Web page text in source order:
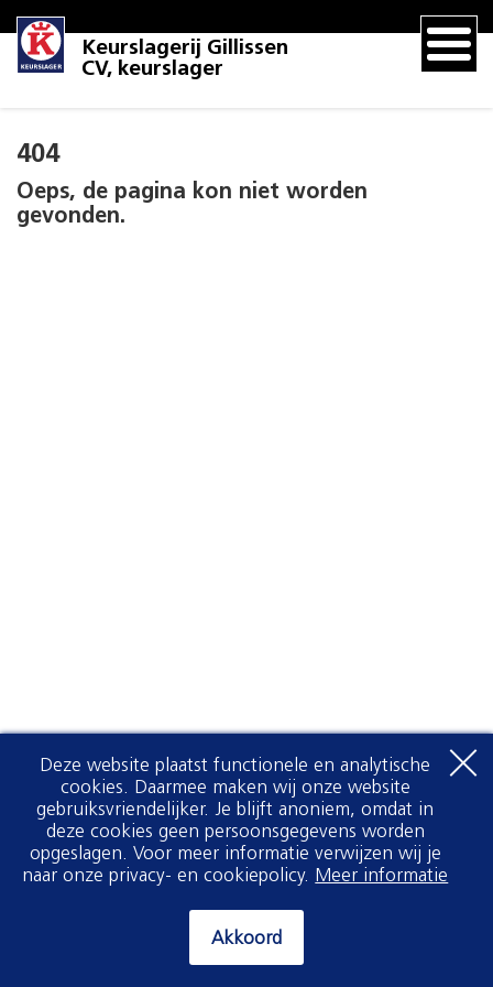
Keurslagerij Gillissen
CV, keurslager
404
Oeps, de pagina kon niet worden
gevonden.
Deze website plaatst functionele en analytische
cookies. Daarmee maken wij onze website
gebruiksvriendelijker. Je blijft anoniem, omdat in
deze cookies geen persoonsgegevens worden
opgeslagen. Voor meer informatie verwijzen wij je
naar onze privacy- en cookiepolicy. Meer informatie
Akkoord